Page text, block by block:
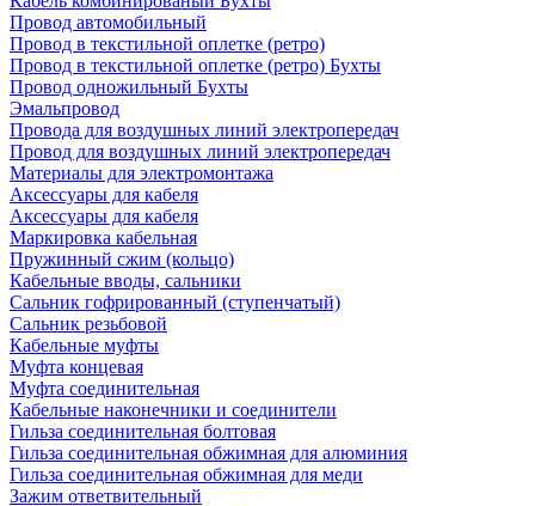
Провод автомобильный
Провод в текстильной оплетке (ретро)
Провод в текстильной оплетке (ретро) Бухты
Провод одножильный Бухты
Эмальпровод
Провода для воздушных линий электропередач
Провод для воздушных линий электропередач
Материалы для электромонтажа
Аксессуары для кабеля
Аксессуары для кабеля
Маркировка кабельная
Пружинный сжим (кольцо)
Кабельные вводы, сальники
Сальник гофрированный (ступенчатый)
Сальник резьбовой
Кабельные муфты
Муфта концевая
Муфта соединительная
Кабельные наконечники и соединители
Гильза соединительная болтовая
Гильза соединительная обжимная для алюминия
Гильза соединительная обжимная для меди
Зажим ответвительный